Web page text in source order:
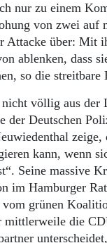
nur zu einem
von zwei auf
Attacke über: Mit
ablenken, dass
so die streitbare
nicht völlig aus
der Deutschen
zeige,
kann, wenn
Seine massive
im Hamburger
grünen
mittlerweile die